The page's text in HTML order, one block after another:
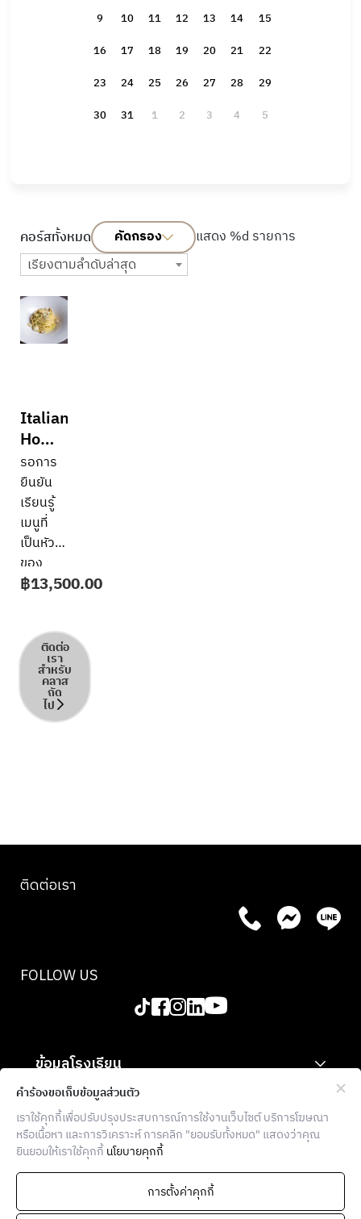
9
10 11 12 13 14
15
16
17 18 19 20 21
22
23
24 25 26 27 28
29
30
31 1 2 3 4 5
คอร์สทั้งหมด คัดกรอง
แสดง %d รายการ
เรียงตามลำดับล่าสุด
Italian
Home
Kitchen
Series:
The
Shape
of
Love
in Dry
รอการ
ยืนยัน
เรียนรู้
เมนูที่
เป็นหัวใจ
ของ
อิตาลี
โรงเรียน
ศิลปะ
การทำ
อาหาร
อิตาเลียน
เริ่มต้น
ที่รักการ
แท้จริง
เป็น
ที่เฉลิม
ฉลอง
เสน่ห์
และจิต
วิญญาณ
ของพาส
แห้ง
฿13,500.00
ติดต่อ
เรา
สำหรับ
คลาส
ถัด
ไป
THE FOOD SCHOOL BANGKOK
936 โครงการบล็อก 28 ตึก E ซอยจุฬา 7
แขวงวังใหม่ เขตปทุมวัน กรุงเทพฯ
ข้อมูลโรงเรียน
สำหรับองค์กร
ข้อมูลเพิ่มเติม
ติดต่อเรา
FOLLOW US
คำร้องขอเก็บข้อมูลส่วนตัว
เราใช้คุกกี้เพื่อปรับปรุงประสบการณ์การใช้งานเว็บไซต์ บริการโฆษณา
หรือเนื้อหา และการวิเคราะห์ การคลิก "ยอมรับทั้งหมด" แสดงว่าคุณ
ยินยอมให้เราใช้คุกกี้นโยบายคุกกี้
การตั้งค่าคุกกี้